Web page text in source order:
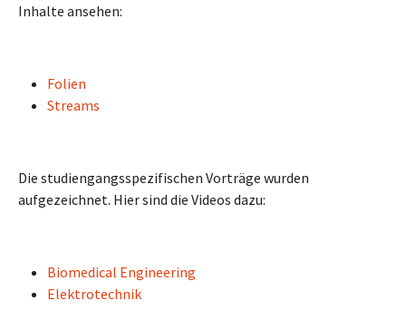
Inhalte ansehen:
Folien
Streams
Die studiengangsspezifischen Vorträge wurden
aufgezeichnet. Hier sind die Videos dazu:
Biomedical Engineering
Elektrotechnik